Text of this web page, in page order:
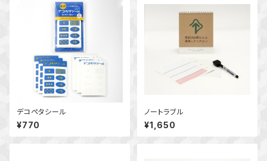
デコペタシール
¥770
ノートラブル
¥1,650